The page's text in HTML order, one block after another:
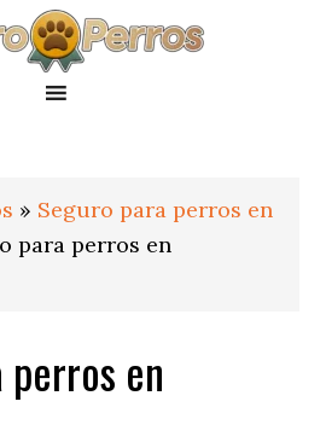
» Seguro para perros en
para perros en
en